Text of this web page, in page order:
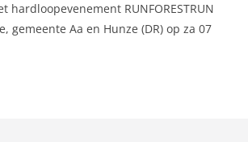
hardloopevenement RUNFORESTRUN
gemeente Aa en Hunze (DR) op za 07